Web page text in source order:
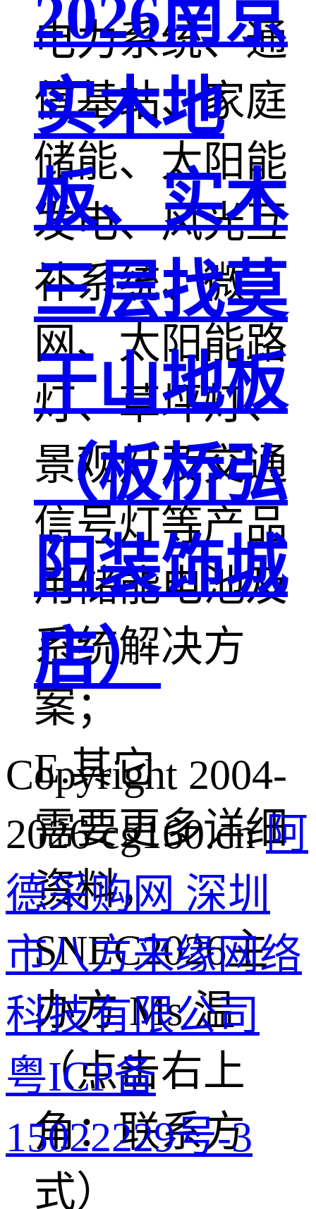
电力系统、通
信基站、家庭
储能、太阳能
发电、风光互
补系统、微
网、太阳能路
灯、草坪灯、
景观灯及交通
信号灯等产品
用储能电池及
系统解决方
案；
E.其它
需要更多详细
资料，
SNEC2026主
办方 Ms 温
（点击右上
角：联系方
式）
2026南京
实木地
板、实木
三层找莫
干山地板
（板桥弘
阳装饰城
店）
Copyright 2004-
2026 cg160.cn阿
德采购网 深圳
市八方来缘网络
科技有限公司
粤ICP备
15022229号-3